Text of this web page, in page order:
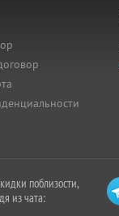
поблизости,
из чата: